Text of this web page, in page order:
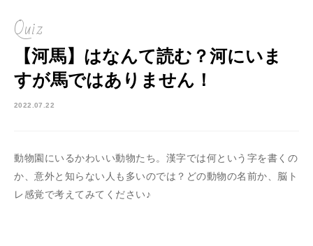
Quiz
【河馬】はなんて読む？河にいま
すが馬ではありません！
2022.07.22
動物園にいるかわいい動物たち。漢字では何という字を書くの
か、意外と知らない人も多いのでは？どの動物の名前か、脳ト
レ感覚で考えてみてください♪